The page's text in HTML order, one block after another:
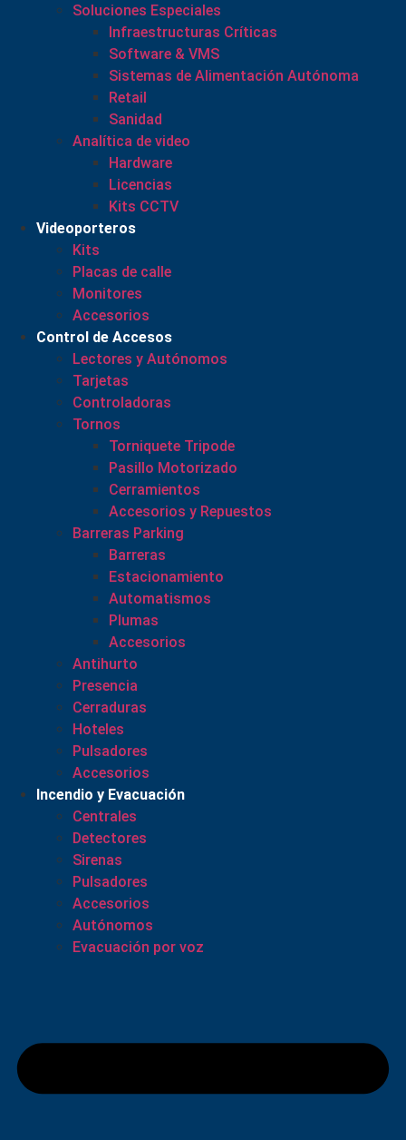
Soluciones Especiales
Infraestructuras Críticas
Software & VMS
Sistemas de Alimentación Autónoma
Retail
Sanidad
Analítica de video
Hardware
Licencias
Kits CCTV
Videoporteros
Kits
Placas de calle
Monitores
Accesorios
Control de Accesos
Lectores y Autónomos
Tarjetas
Controladoras
Tornos
Torniquete Tripode
Pasillo Motorizado
Cerramientos
Accesorios y Repuestos
Barreras Parking
Barreras
Estacionamiento
Automatismos
Plumas
Accesorios
Antihurto
Presencia
Cerraduras
Hoteles
Pulsadores
Accesorios
Incendio y Evacuación
Centrales
Detectores
Sirenas
Pulsadores
Accesorios
Autónomos
Evacuación por voz